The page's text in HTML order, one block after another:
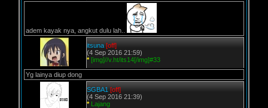
adem kayak nya, angkut dulu lah..
itsuna [off]
(4 Sep 2016 21:59)
* [img]//v.ht/its14[/img]#33
Yg lainya diup dong
SGBA1 [off]
(4 Sep 2016 21:39)
* Lajang